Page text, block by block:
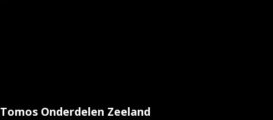
Tomos Onderdelen Zeeland